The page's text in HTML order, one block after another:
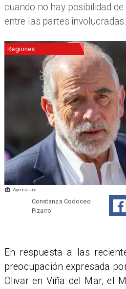
cuando no hay posibilidad
entre las partes involucradas.
Agencia Uno
Regiones
Constanza Codoceo
Pizarro
​En respuesta a las
preocupación expresada
Olivar en Viña del Mar, el